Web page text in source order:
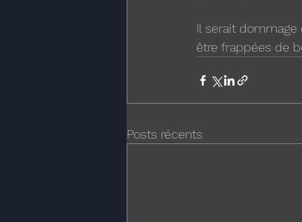
Il serait dommage
être frappées de
Posts récents